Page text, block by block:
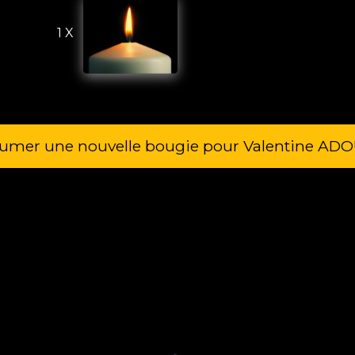
1 X
une nouvelle bougie pour Valentine